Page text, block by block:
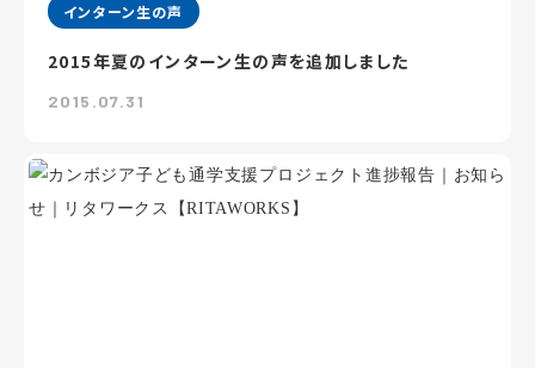
インターン生の声
2015年夏のインターン生の声を追加しました
2015.07.31